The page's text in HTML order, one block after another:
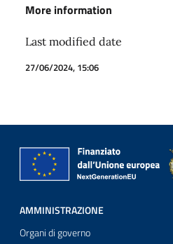
More information
Last modified date
27/06/2024, 15:06
AMMINISTRAZIONE
Organi di governo